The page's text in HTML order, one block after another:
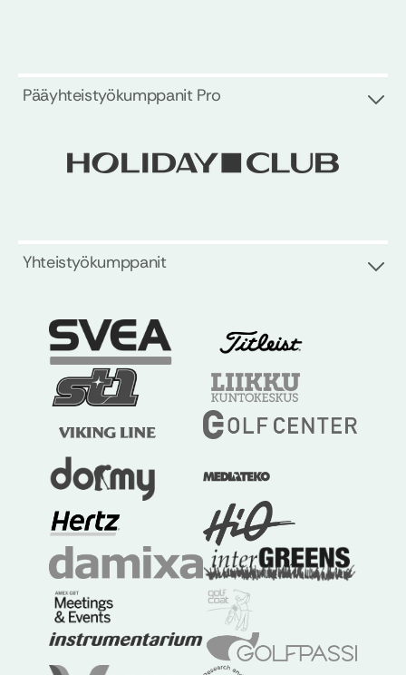
Pääyhteistyökumppanit Pro
Yhteistyökumppanit